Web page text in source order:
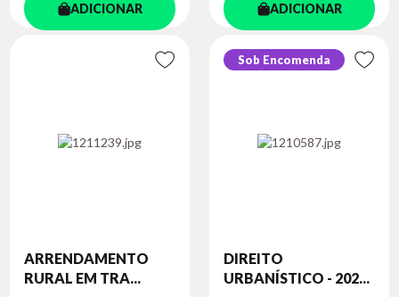
ADICIONAR ADICIONAR
ARRENDAMENTO
RURAL EM TRA...
Sob Encomenda
DIREITO
URBANÍSTICO - 202...